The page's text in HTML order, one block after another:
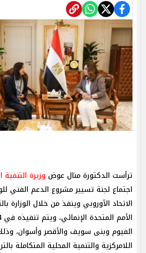
ترأست الدكتورة منال عوض وزيرة التنمية
اجتماع لجنة تسيير مشروع الدعم الفني
الاتحاد الأوروبي وينفذ من خلال الوزارة
الفيوم وبنى سويف والأقصر وأسوان،
اللامركزية والتنمية المحلية المتكاملة